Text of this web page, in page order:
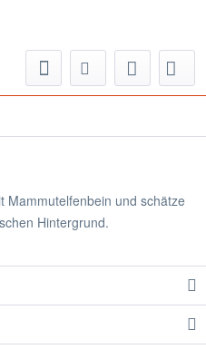
Mammutelfenbein und schätze
Hintergrund.